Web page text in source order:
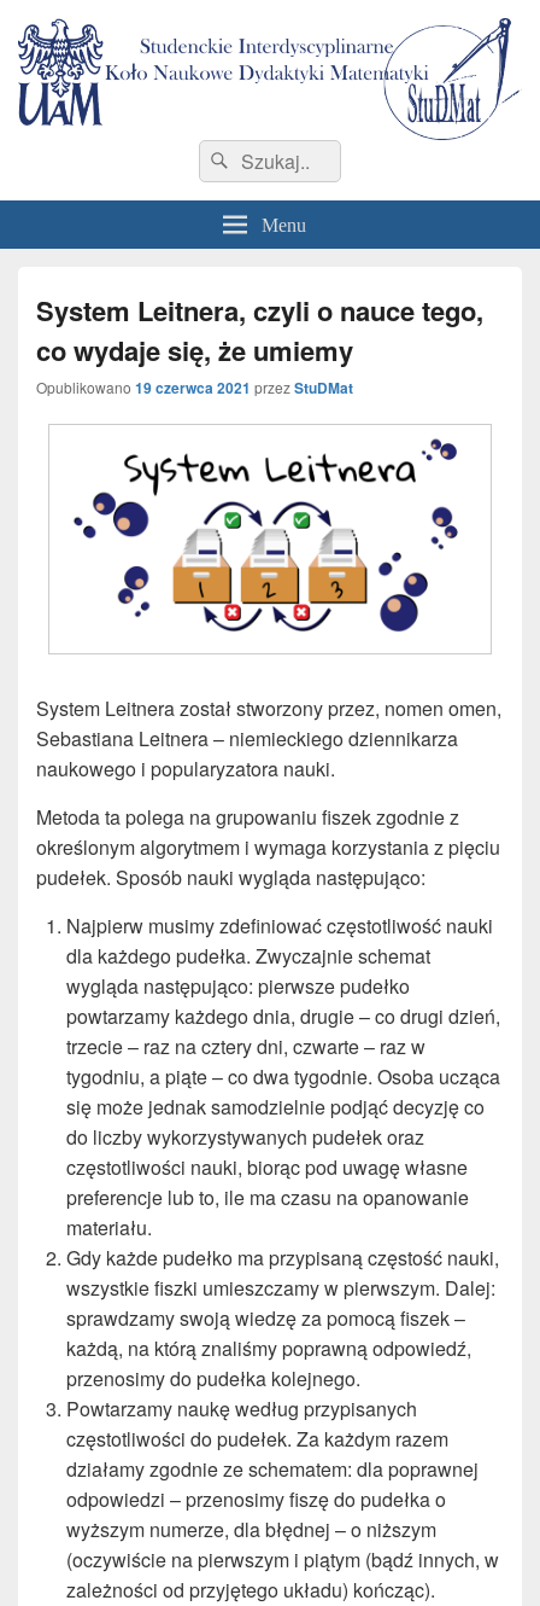
Studenckie Interdyscyplinarne Koło Naukowe Dydaktyki Matematyki Wydziału
Matematyki i Informatyki
Search
for:
Search
Menu
System Leitnera, czyli o nauce tego,
co wydaje się, że umiemy
Opublikowano 19 czerwca 2021 przezStuDMat
System Leitnera został stworzony przez, nomen omen,
Sebastiana Leitnera – niemieckiego dziennikarza
naukowego i popularyzatora nauki.
Metoda ta polega na grupowaniu fiszek zgodnie z
określonym algorytmem i wymaga korzystania z pięciu
pudełek. Sposób nauki wygląda następująco:
Najpierw musimy zdefiniować częstotliwość nauki
dla każdego pudełka. Zwyczajnie schemat
wygląda następująco: pierwsze pudełko
powtarzamy każdego dnia, drugie – co drugi dzień,
trzecie ­– raz na cztery dni, czwarte – raz w
tygodniu, a piąte – co dwa tygodnie. Osoba ucząca
się może jednak samodzielnie podjąć decyzję co
do liczby wykorzystywanych pudełek oraz
częstotliwości nauki, biorąc pod uwagę własne
preferencje lub to, ile ma czasu na opanowanie
materiału.
Gdy każde pudełko ma przypisaną częstość nauki,
wszystkie fiszki umieszczamy w pierwszym. Dalej:
sprawdzamy swoją wiedzę za pomocą fiszek –
każdą, na którą znaliśmy poprawną odpowiedź,
przenosimy do pudełka kolejnego.
Powtarzamy naukę według przypisanych
częstotliwości do pudełek. Za każdym razem
działamy zgodnie ze schematem: dla poprawnej
odpowiedzi – przenosimy fiszę do pudełka o
wyższym numerze, dla błędnej – o niższym
(oczywiście na pierwszym i piątym (bądź innych, w
zależności od przyjętego układu) kończąc).